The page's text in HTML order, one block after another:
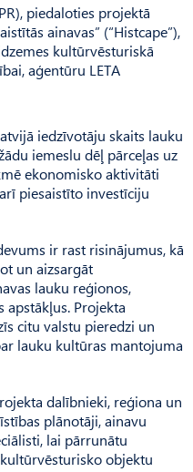
piedaloties projektā
ainavas” (“Histcape”),
kultūrvēsturiskā
aģentūru LETA
iedzīvotāju skaits lauku
iemeslu dēļ pārceļas uz
ekonomisko aktivitāti
piesaistīto investīciju
ir rast risinājumus, kā
un aizsargāt
lauku reģionos,
apstākļus. Projekta
citu valstu pieredzi un
lauku kultūras mantojuma
dalībnieki, reģiona un
plānotāji, ainavu
lai pārrunātu
objektu